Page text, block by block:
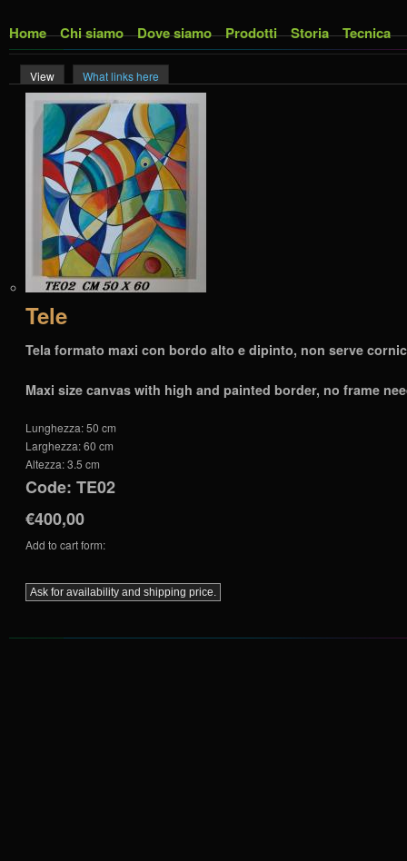
Home Chi siamo Dove siamo Prodotti Storia Tecnica
Primary tabs
View (active tab)
What links here
Tele
Tela formato maxi con bordo alto e dipinto, non serve
Maxi size canvas with high and painted border, no frame
Lunghezza:50 cm
Larghezza:60 cm
Altezza:3.5 cm
Code: TE02
€400,00
Add to cart form: